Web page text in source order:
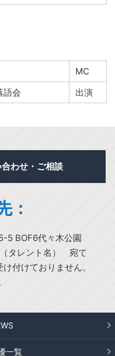
MC
語会
出演
わせ・ご相談
：
5 BOF6代々木公園
タレント名） 宛て
付けておりません。
一覧